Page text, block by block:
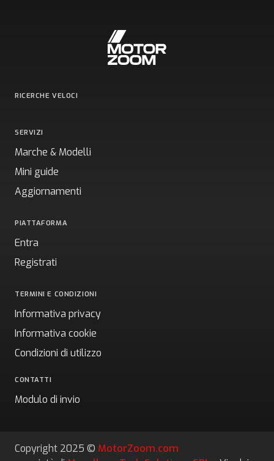
RICERCHE VELOCI
SERVIZI
Marche & Modelli
Mini guide
Aggiornamenti
PIATTAFORMA
Entra
Registrati
TERMINI E CONDIZIONI
Informativa privacy
Informativa cookie
Condizioni di utilizzo
CONTATTI
Modulo di invio
Copyright 2025 © MotorZoom.com